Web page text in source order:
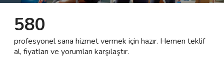
🎈 Biz Kimiz?
🧐 Nasıl Çalışır?
580
profesyonel sana hizmet vermek için hazır. Hemen teklif
al, fiyatları ve yorumları karşılaştır.